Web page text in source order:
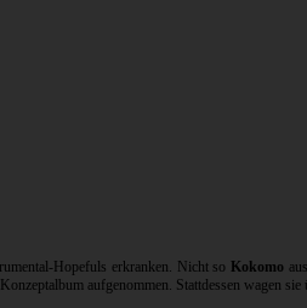
Hopefuls erkranken. Nicht so Kokomo
aufgenommen. Stattdessen wagen